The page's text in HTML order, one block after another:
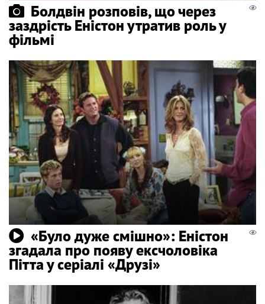
Болдвін розповів, що через
заздрість Еністон утратив роль у
фільмі
«Було дуже смішно»: Еністон
згадала про появу ексчоловіка
Пітта у серіалі «Друзі»